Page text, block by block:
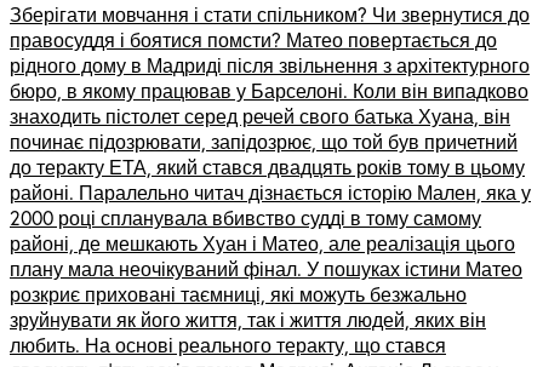
Зберігати мовчання і стати спільником? Чи звернутися до
правосуддя і боятися помсти? Матео повертається до
рідного дому в Мадриді після звільнення з архітектурного
бюро, в якому працював у Барселоні. Коли він випадково
знаходить пістолет серед речей свого батька Хуана, він
починає підозрювати, запідозрює, що той був причетний
до теракту ЕТА, який стався двадцять років тому в цьому
районі. Паралельно читач дізнається історію Мален, яка у
2000 році спланувала вбивство судді в тому самому
районі, де мешкають Хуан і Матео, але реалізація цього
плану мала неочікуваний фінал. У пошуках істини Матео
розкриє приховані таємниці, які можуть безжально
зруйнувати як його життя, так і життя людей, яких він
любить. На основі реального теракту, що стався